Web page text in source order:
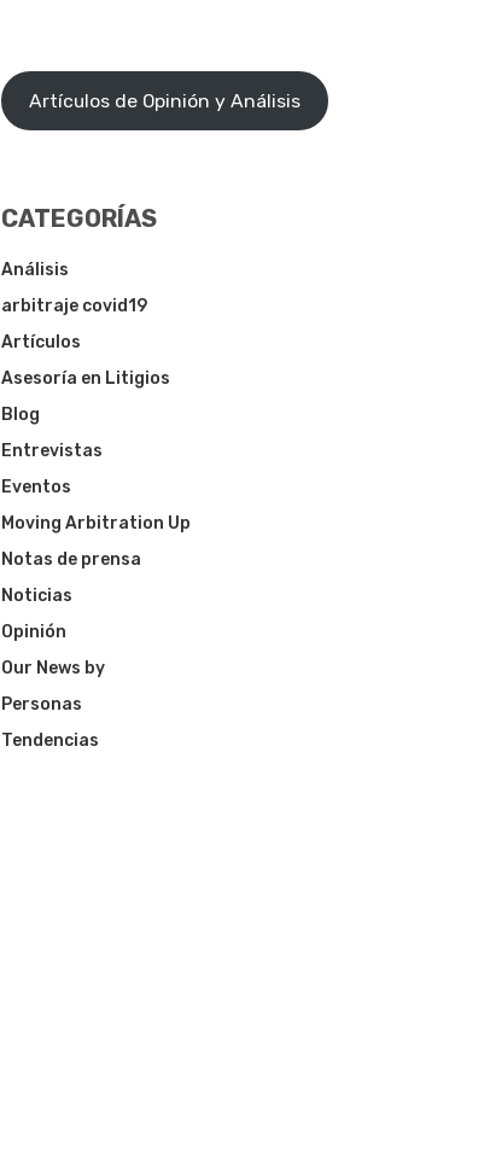
Artículos de Opinión y Análisis
CATEGORÍAS
Análisis
arbitraje covid19
Artículos
Asesoría en Litigios
Blog
Entrevistas
Eventos
Moving Arbitration Up
Notas de prensa
Noticias
Opinión
Our News by
Personas
Tendencias